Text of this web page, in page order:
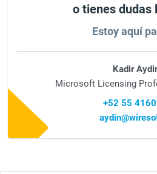
o tienes dudas
Estoy aquí
Kadir
Microsoft Licensing
+52 55